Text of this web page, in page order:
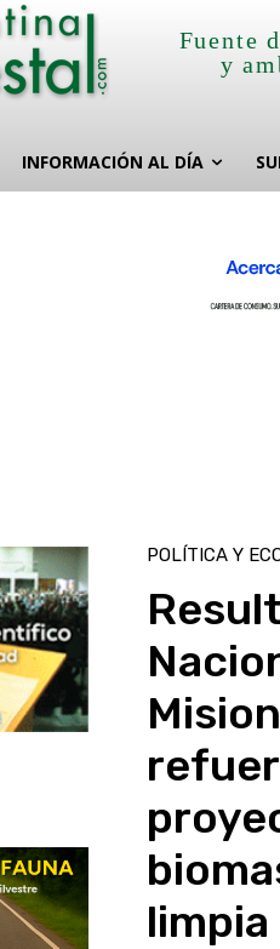
Fuente
y
INFORMACIÓN AL DÍA
POLÍTICA Y
limpia